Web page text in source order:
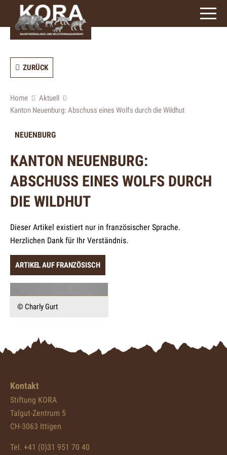
ZURÜCK
Home
Aktuell
Kanton Neuenburg: Abschuss eines Wolfs durch die Wildhut
NEUENBURG
KANTON NEUENBURG:
ABSCHUSS EINES WOLFS DURCH
DIE WILDHUT
Dieser Artikel existiert nur in französischer Sprache.
Herzlichen Dank für Ihr Verständnis.
ARTIKEL AUF FRANZÖSISCH
© Charly Gurt
Kontakt
Stiftung KORA
Talgut-Zentrum 5
CH-3063 Ittigen
Tel. +41 (0)31 951 70 40